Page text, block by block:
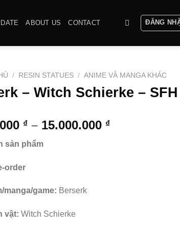
ABOUT US CONTACT ĐĂNG
/ RESIN STATUES / ANIME VÀ MANGA KHÁC
– Witch Schierke – SFH
₫ – 15.000.000 ₫Khoảng
sản phẩm
order
manga/game: Berserk
vật: Witch Schierke